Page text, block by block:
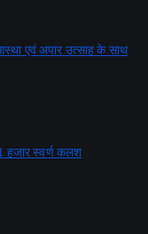
एवं अपार उत्साह के साथ
हजार स्वर्ण कलश